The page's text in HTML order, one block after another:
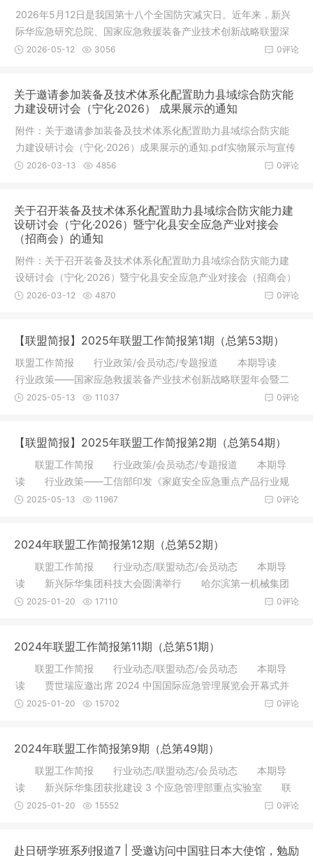
2026年5月12日是我国第十八个全国防灾减灾日。近年来，新兴
际华应急研究总院、国家应急救援装备产业技术创新战略联盟深
入践行“
0评论
2026-05-12 3056
关于邀请参加装备及技术体系化配置助力县域综合防灾能
力建设研讨会（宁化·2026） 成果展示的通知
附件：关于邀请参加装备及技术体系化配置助力县域综合防灾能
力建设研讨会（宁化·2026）成果展示的通知.pdf实物展示与宣传
材料回
0评论
2026-03-13 4856
关于召开装备及技术体系化配置助力县域综合防灾能力建
设研讨会（宁化·2026）暨宁化县安全应急产业对接会
（招商会）的通知
附件：关于召开装备及技术体系化配置助力县域综合防灾能力建
设研讨会（宁化·2026）暨宁化县安全应急产业对接会（招商会）
的通知
0评论
2026-03-12 4870
【联盟简报】2025年联盟工作简报第1期（总第53期）
联盟工作简报 行业政策/会员动态/专题报道 本期导读
行业政策——国家应急救援装备产业技术创新战略联盟年会暨二
届二次
0评论
2025-05-13 11037
【联盟简报】2025年联盟工作简报第2期（总第54期）
联盟工作简报 行业政策/会员动态/专题报道 本期导
读 行业政策——工信部印发《家庭安全应急重点产品行业规
范条件（
0评论
2025-05-13 11967
2024年联盟工作简报第12期（总第52期）
联盟工作简报 行业动态/联盟动态/会员动态 本期导
读 新兴际华集团科技大会圆满举行 哈尔滨第一机械集团
有限公司
0评论
2025-01-20 17110
2024年联盟工作简报第11期（总第51期）
联盟工作简报 行业动态/联盟动态/会员动态 本期导
读 贾世瑞应邀出席 2024 中国国际应急管理展览会开幕式并
参观展览
0评论
2025-01-20 15702
2024年联盟工作简报第9期（总第49期）
联盟工作简报 行业动态/联盟动态/会员动态 本期导
读 新兴际华集团获批建设 3 个应急管理部重点实验室 联
盟 15
0评论
2025-01-20 15552
赴日研学班系列报道7 | 受邀访问中国驻日本大使馆，勉励